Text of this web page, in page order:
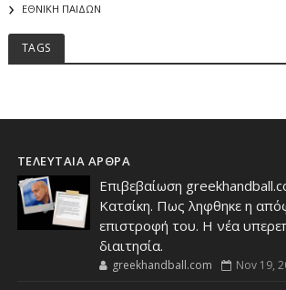
ΕΘΝΙΚΗ ΠΑΙΔΩΝ
TAGS
ΤΕΛΕΥΤΑΙΑ ΑΡΘΡΑ
Επιβεβαίωση
Κατσίκη. Πως ληφθηκε η
επιστροφή του. Η νέα
διαιτησία.
greekhandball.com Nov 19,